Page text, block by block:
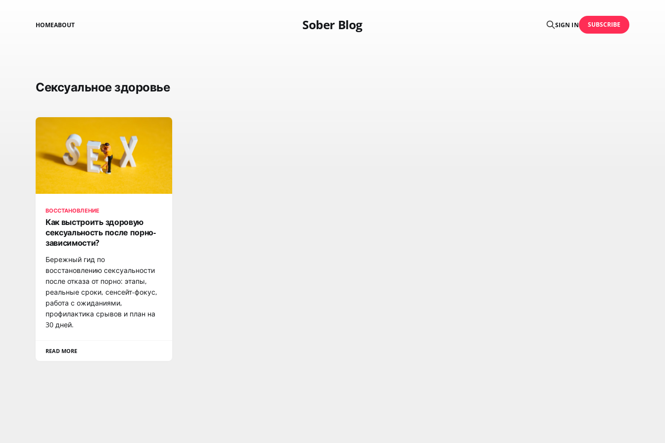
Sober Blog
HOMEABOUT SIGN IN SUBSCRIBE
Сексуальное здоровье
ВОССТАНОВЛЕНИЕ
Как выстроить здоровую
сексуальность после порно-
зависимости?
Бережный гид по
восстановлению сексуальности
после отказа от порно: этапы,
реальные сроки, сенсейт-фокус,
работа с ожиданиями,
профилактика срывов и план на
30 дней.
READ MORE